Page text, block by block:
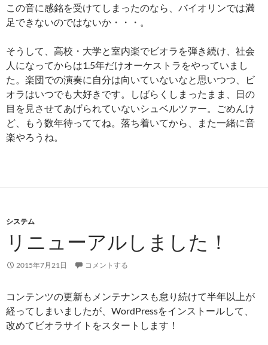
この音に感銘を受けてしまったのなら、バイオリンでは満
足できないのではないか・・・。
そうして、高校・大学と室内楽でビオラを弾き続け、社会
人になってからは1.5年だけオーケストラをやっていまし
た。楽団での演奏に自分は向いていないなと思いつつ、ビ
オラはいつでも大好きです。しばらくしまったまま、日の
目を見させてあげられていないシュベルツァー。ごめんけ
ど、もう数年待っててね。落ち着いてから、また一緒に音
楽やろうね。
システム
リニューアルしました！
2015年7月21日 コメントする
コンテンツの更新もメンテナンスも怠り続けて半年以上が
経ってしまいましたが、WordPressをインストールして、
改めてビオラサイトをスタートします！